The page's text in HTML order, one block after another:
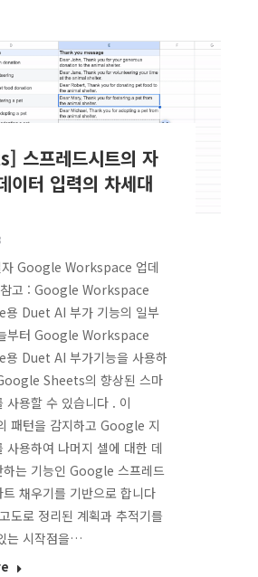
스프레드시트의 자
이터 입력의 차세대
Google Workspace 업데
고 : Google Workspace
Duet AI 부가 기능의 일부
부터 Google Workspace
Duet AI 부가기능을 사용하
Sheets의 향상된 스마
사용할 수 있습니다 . 이
패턴을 감지하고 Google 지
사용하여 나머지 셀에 대한 데
하는 기능인 Google 스프레드
채우기를 기반으로 합니다
도로 정리된 계획과 추적기를
는 시작점을…